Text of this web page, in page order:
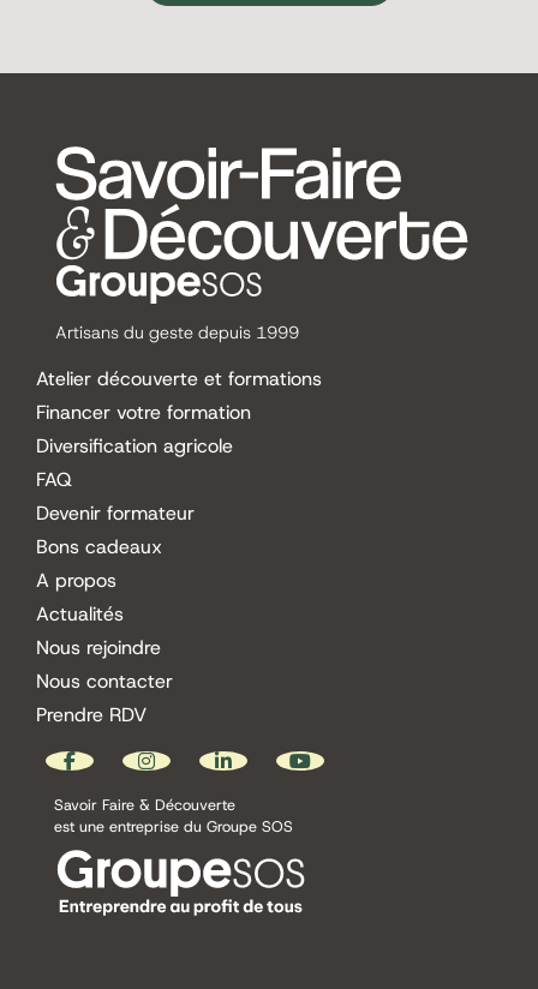
Artisans du geste depuis 1999
Atelier découverte et formations
Financer votre formation
Diversification agricole
FAQ
Devenir formateur
Bons cadeaux
A propos
Actualités
Nous rejoindre
Nous contacter
Prendre RDV
Savoir Faire & Découverte
est une entreprise du Groupe SOS